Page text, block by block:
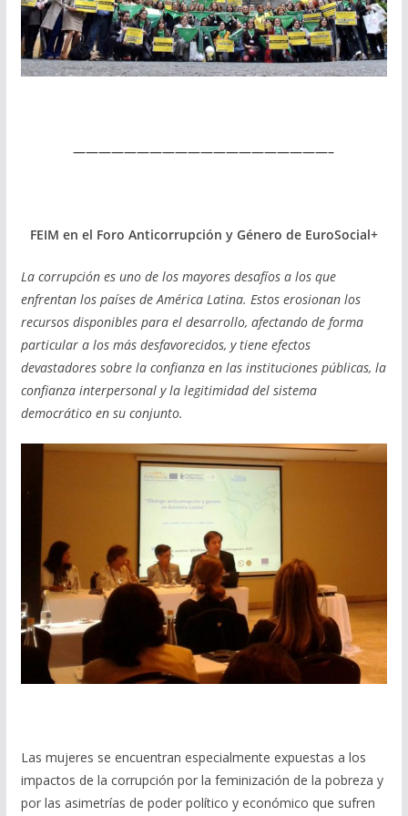
————————————————————–
FEIM en el Foro Anticorrupción y Género de EuroSocial+
La corrupción es uno de los mayores desafíos a los que
enfrentan los países de América Latina. Estos erosionan los
recursos disponibles para el desarrollo, afectando de forma
particular a los más desfavorecidos, y tiene efectos
devastadores sobre la confianza en las instituciones públicas, la
confianza interpersonal y la legitimidad del sistema
democrático en su conjunto.
Las mujeres se encuentran especialmente expuestas a los
impactos de la corrupción por la feminización de la pobreza y
por las asimetrías de poder político y económico que sufren